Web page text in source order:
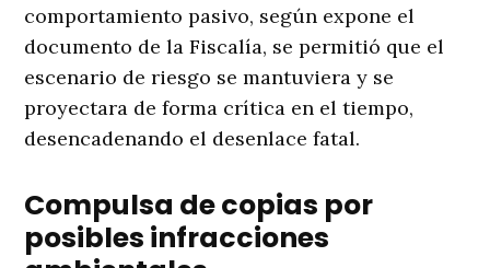
comportamiento pasivo, según expone el
documento de la Fiscalía, se permitió que el
escenario de riesgo se mantuviera y se
proyectara de forma crítica en el tiempo,
desencadenando el desenlace fatal.
Compulsa de copias por
posibles infracciones